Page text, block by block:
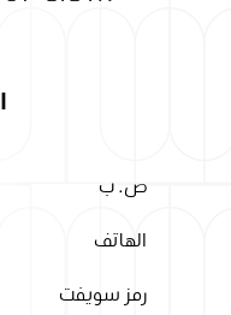
ص. ب
الهاتف
رمز سويفت